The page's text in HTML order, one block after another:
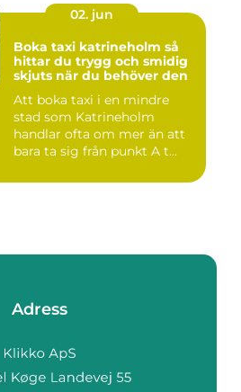
02. jun
Boka taxi katrineholm så
hittar du trygg och smidig
skjuts när du behöver den
Att boka taxi i en mindre
stad som Katrineholm
handlar ofta om mer än att
bara ta sig från punkt A t...
Adress